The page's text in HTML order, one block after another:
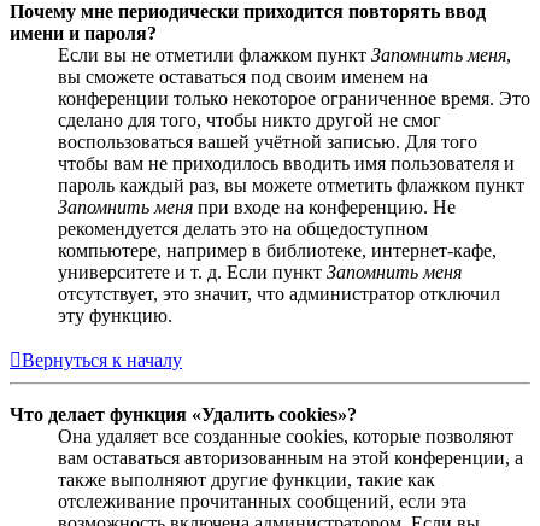
Почему мне периодически приходится повторять ввод
имени и пароля?
Если вы не отметили флажком пункт Запомнить меня,
вы сможете оставаться под своим именем на
конференции только некоторое ограниченное время. Это
сделано для того, чтобы никто другой не смог
воспользоваться вашей учётной записью. Для того
чтобы вам не приходилось вводить имя пользователя и
пароль каждый раз, вы можете отметить флажком пункт
Запомнить меня при входе на конференцию. Не
рекомендуется делать это на общедоступном
компьютере, например в библиотеке, интернет-кафе,
университете и т. д. Если пункт Запомнить меня
отсутствует, это значит, что администратор отключил
эту функцию.
Вернуться к началу
Что делает функция «Удалить cookies»?
Она удаляет все созданные cookies, которые позволяют
вам оставаться авторизованным на этой конференции, а
также выполняют другие функции, такие как
отслеживание прочитанных сообщений, если эта